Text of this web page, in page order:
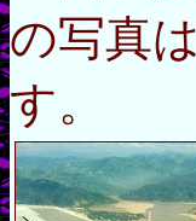
の写真
す。